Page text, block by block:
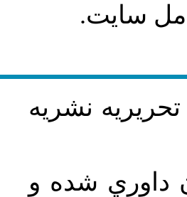
سایت.
نشريه
داوري شده و